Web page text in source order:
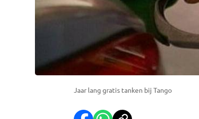
Jaar lang gratis tanken bij Tango